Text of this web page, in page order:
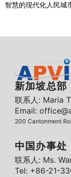
智慧的现代化人民城
新加坡总部
联系人: Maria
Email:
200 Cantonment
中国办事处
联系人: Ms.
Tel: +86-21-